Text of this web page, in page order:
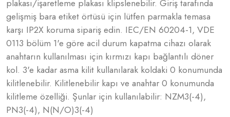
plakası/işaretleme plakası klipslenebilir. Giriş tarafında
gelişmiş bara etiket örtüsü için lütfen parmakla temasa
karşı IP2X koruma sipariş edin. IEC/EN 60204-1, VDE
0113 bölüm 1'e göre acil durum kapatma cihazı olarak
anahtarın kullanılması için kırmızı kapı bağlantılı döner
kol. 3'e kadar asma kilit kullanılarak koldaki 0 konumunda
kilitlenebilir. Kilitlenebilir kapı ve anahtar 0 konumunda
kilitleme özelliği. Şunlar için kullanılabilir: NZM3(-4),
PN3(-4), N(N/O)3(-4)